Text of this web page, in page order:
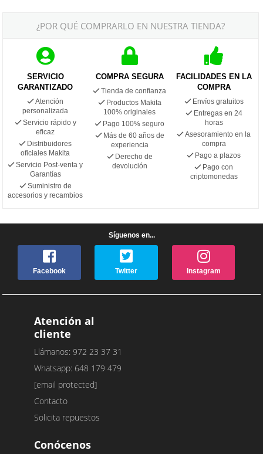
¿POR QUÉ COMPRARLO EN NUESTRA TIENDA?
SERVICIO
GARANTIZADO
Atención
personalizada
Servicio rápido y
eficaz
Distribuidores
oficiales Makita
Servicio Post-venta y
Garantías
Suministro de
accesorios y recambios
COMPRA SEGURA
Tienda de confianza
Productos Makita
100% originales
Pago 100% seguro
Más de 60 años de
experiencia
Derecho de
devolución
FACILIDADES EN LA
COMPRA
Envíos gratuitos
Entregas en 24
horas
Asesoramiento en la
compra
Pago a plazos
Pago con
criptomonedas
Síguenos en...
Facebook Twitter Instagram
Atención al
cliente
Llámanos: 972 23 37 31
Whatsapp: 648 179 479
[email protected]
Contacto
Solicita repuestos
Conócenos